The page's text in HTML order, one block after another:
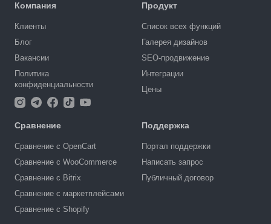
Компания
Клиенты
Блог
Вакансии
Политика
конфиденциальности
Продукт
Список всех функций
Галерея дизайнов
SEO-продвижение
Интеграции
Цены
Сравнение
Сравнение с OpenCart
Сравнение с WooCommerce
Сравнение с Bitrix
Сравнение с маркетплейсами
Сравнение с Shopify
Поддержка
Портал поддержки
Написать запрос
Публичный договор